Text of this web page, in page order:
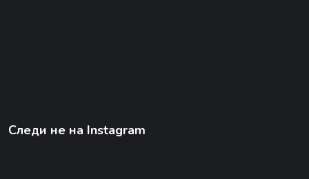
Следи не на Instagram